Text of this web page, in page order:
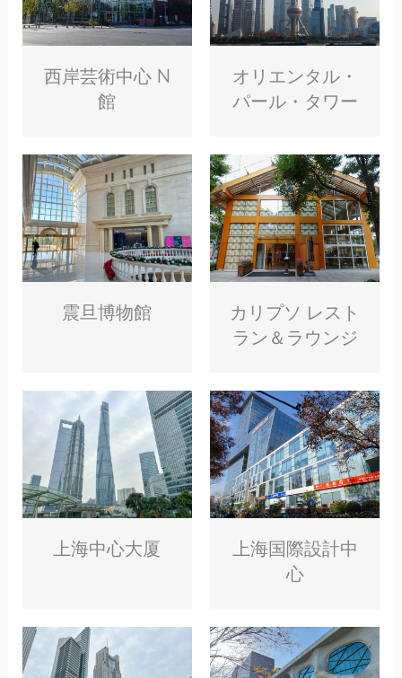
西岸芸術中心 N
館
オリエンタル・
パール・タワー
震旦博物館
カリプソ レスト
ラン＆ラウンジ
上海中心大厦
上海国際設計中
心